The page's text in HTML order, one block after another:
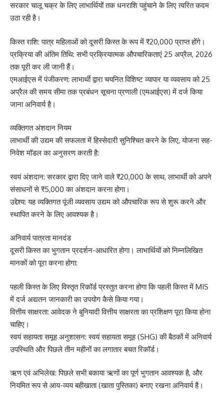
सरकार चालू चक्र के लिए लाभार्थियों तक धनराशि पहुंचाने के लिए त्वरित कदम
उठा रही है।
किस्त राशि: पात्र महिलाओं को दूसरी किस्त के रूप में ₹20,000 प्राप्त होंगे।
प्रक्रिया की अंतिम तिथि: सभी प्रक्रियात्मक औपचारिकताएं 25 अप्रैल, 2026
तक पूरी कर ली जानी हैं।
एमआईएस में पंजीकरण: लाभार्थी द्वारा चयनित विशिष्ट व्यापार या व्यवसाय को 25
अप्रैल की समय सीमा तक प्रबंधन सूचना प्रणाली (एमआईएस) में दर्ज किया
जाना अनिवार्य है।
व्यक्तिगत अंशदान नियम
लाभार्थी की उद्यम की सफलता में हिस्सेदारी सुनिश्चित करने के लिए, योजना सह-
निवेश मॉडल का अनुसरण करती है:
स्वयं अंशदान: सरकार द्वारा दिए जाने वाले ₹20,000 के साथ, लाभार्थी को अपने
संसाधनों से ₹5,000 का अंशदान करना होगा।
उद्देश्य: यह व्यक्तिगत पूंजी व्यवसाय उद्यम को औपचारिक रूप से शुरू करने और
स्थापित करने के लिए आवश्यक है।
अनिवार्य पात्रता मानदंड
दूसरी किस्त का भुगतान प्रदर्शन-आधारित होगा। लाभार्थियों को निम्नलिखित
मानकों को पूरा करना होगा:
पहली किस्त के लिए विस्तृत रिकॉर्ड प्रस्तुत करना होगा कि पहली किस्त में MIS
में दर्ज अद्यतन जानकारी का उपयोग कैसे किया गया।
वित्तीय साक्षरता: आवेदक ने बुनियादी वित्तीय साक्षरता का प्रशिक्षण पूरा किया होना
चाहिए।
स्वयं सहायता समूह अनुशासन: स्वयं सहायता समूह (SHG) की बैठकों में अनिवार्य
उपस्थिति और पिछले तीन महीनों का लगातार बचत रिकॉर्ड।
ऋण एवं अभिलेख: पिछले सभी बकाया ऋणों का पूर्ण भुगतान आवश्यक है, और
नियमित रूप से आय-व्यय बहीखाता (खाता पुस्तिका) बनाए रखना अनिवार्य है।